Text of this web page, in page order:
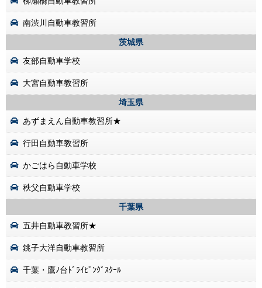
南渋川自動車教習所
茨城県
友部自動車学校
大宮自動車教習所
埼玉県
あずまえん自動車教習所★
行田自動車教習所
かごはら自動車学校
秩父自動車学校
千葉県
五井自動車教習所★
銚子大洋自動車教習所
千葉・鷹ﾉ台ﾄﾞﾗｲﾋﾞﾝｸﾞｽｸｰﾙ